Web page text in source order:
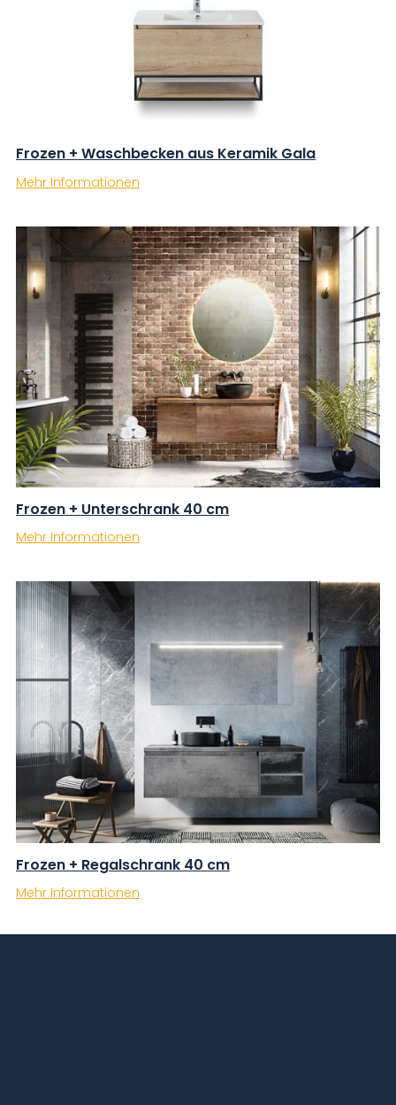
Frozen + Waschbecken aus Keramik Gala
Mehr Informationen
Frozen + Unterschrank 40 cm
Mehr Informationen
Frozen + Regalschrank 40 cm
Mehr Informationen